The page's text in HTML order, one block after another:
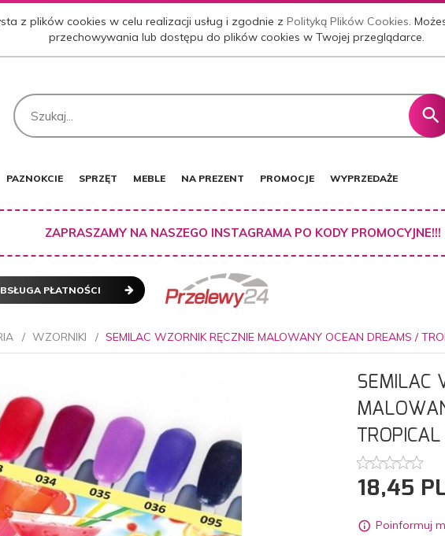
z plików cookies w celu realizacji usług i zgodnie zPolityką Plików Cookies.
przechowywania lub dostępu do plików cookies w Twojej przeglądarce.
PAZNOKCIE SPRZĘT MEBLE NA PREZENT PROMOCJE WYPRZEDAŻE
ZAPRASZAMY NA NASZEGO INSTAGRAMA PO KODY PROMOCYJNE!!!
PŁATNOŚCI
WZORNIKI SEMILAC WZORNIK RĘCZNIE MALOWANY OCEAN DREAMS /
SEMILAC
18,45
Poinformuj